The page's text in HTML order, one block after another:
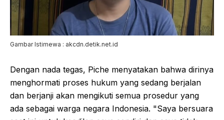
Gambar Istimewa : akcdn.detik.net.id
Dengan nada tegas, Piche menyatakan bahwa dirinya
menghormati proses hukum yang sedang berjalan
dan berjanji akan mengikuti semua prosedur yang
ada sebagai warga negara Indonesia. "Saya bersuara